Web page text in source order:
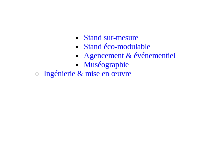
Stand sur-mesure
Stand éco-modulable
Agencement & événementiel
Muséographie
Ingénierie & mise en œuvre